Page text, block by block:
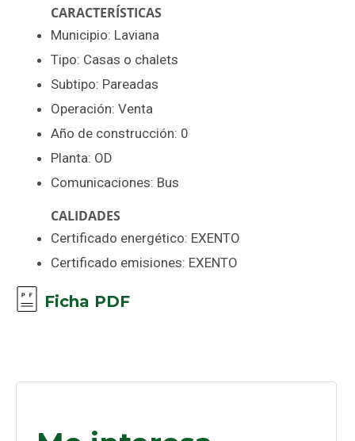
CARACTERÍSTICAS
Municipio: Laviana
Tipo: Casas o chalets
Subtipo: Pareadas
Operación: Venta
Año de construcción: 0
Planta: OD
Comunicaciones: Bus
CALIDADES
Certificado energético: EXENTO
Certificado emisiones: EXENTO
Ficha PDF